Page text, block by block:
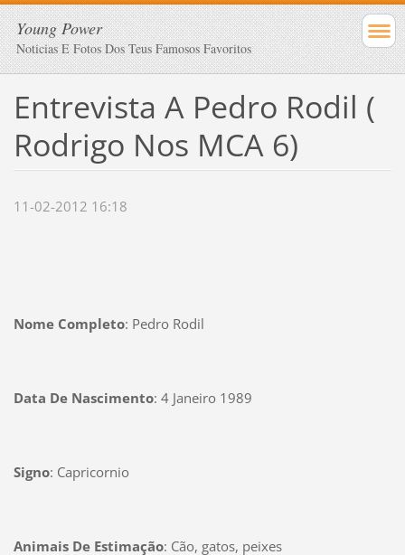
Young Power
Noticias E Fotos Dos Teus Famosos Favoritos
Entrevista A Pedro Rodil (
Rodrigo Nos MCA 6)
11-02-2012 16:18
Nome Completo: Pedro Rodil
Data De Nascimento: 4 Janeiro 1989
Signo: Capricornio
Animais De Estimação: Cão, gatos, peixes